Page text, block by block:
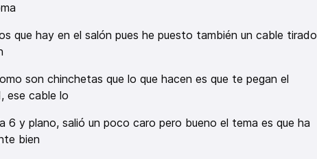
que hay en el salón pues he puesto también un cable tirado
son chinchetas que lo que hacen es que te pegan el
ese cable lo
6 y plano, salió un poco caro pero bueno el tema es que ha
bien